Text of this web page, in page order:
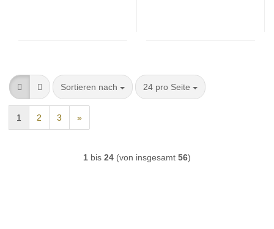
Sortieren nach
Sortieren nach 24 pro Seite
pro Seite
1 2 3 »
1 bis 24 (von insgesamt 56)